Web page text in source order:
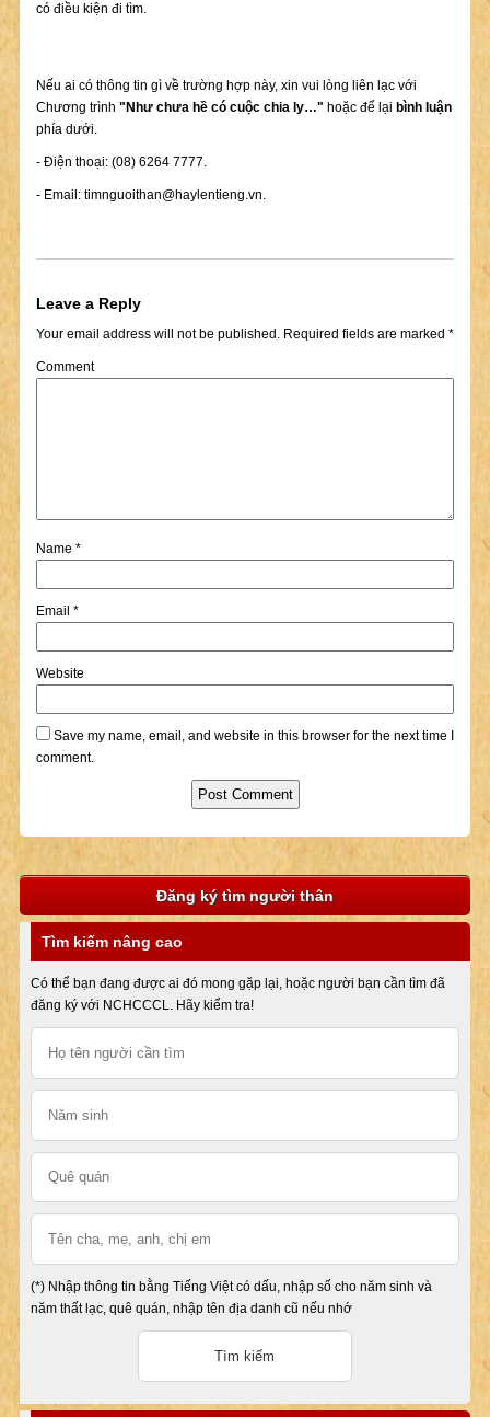
có điều kiện đi tìm.
Nếu ai có thông tin gì về trường hợp này, xin vui lòng liên lạc với
Chương trình "Như chưa hề có cuộc chia ly…" hoặc để lại bình luận
phía dưới.
- Điện thoại: (08) 6264 7777.
- Email: timnguoithan@haylentieng.vn.
Leave a Reply
Your email address will not be published.Required fields are marked *
Comment
Name *
Email *
Website
Save my name, email, and website in this browser for the next time I
comment.
Đăng ký tìm người thân
Tìm kiếm nâng cao
Có thể bạn đang được ai đó mong gặp lại, hoặc người bạn cần tìm đã
đăng ký với NCHCCCL. Hãy kiểm tra!
(*) Nhập thông tin bằng Tiếng Việt có dấu, nhập số cho năm sinh và
năm thất lạc, quê quán, nhập tên địa danh cũ nếu nhớ